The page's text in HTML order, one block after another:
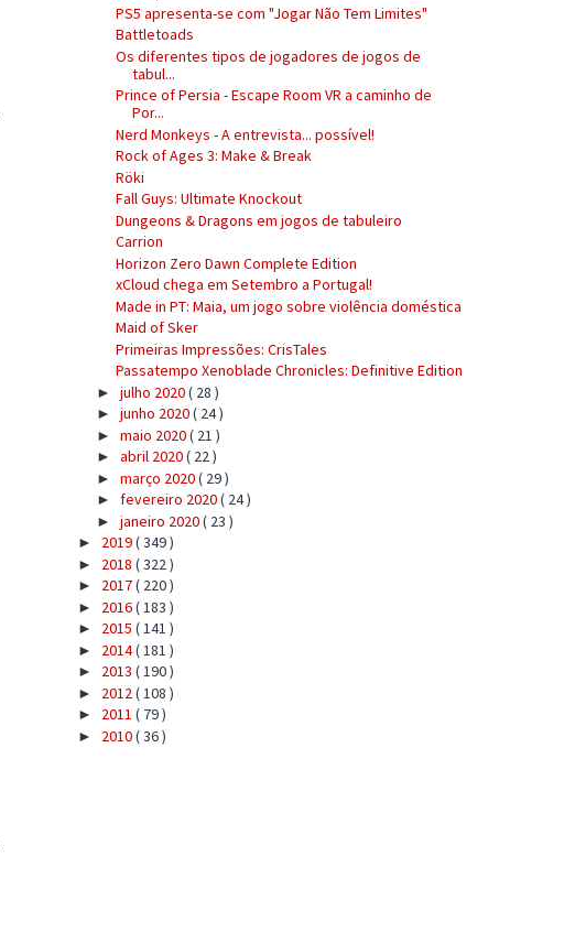
PS5 apresenta-se com "Jogar Não Tem Limites"
Battletoads
Os diferentes tipos de jogadores de jogos de
tabul...
Prince of Persia - Escape Room VR a caminho de
Por...
Nerd Monkeys - A entrevista... possível!
Rock of Ages 3: Make & Break
Röki
Fall Guys: Ultimate Knockout
Dungeons & Dragons em jogos de tabuleiro
Carrion
Horizon Zero Dawn Complete Edition
xCloud chega em Setembro a Portugal!
Made in PT: Maia, um jogo sobre violência doméstica
Maid of Sker
Primeiras Impressões: CrisTales
Passatempo Xenoblade Chronicles: Definitive Edition
► julho 2020( 28 )
► junho 2020( 24 )
► maio 2020( 21 )
► abril 2020( 22 )
► março 2020( 29 )
► fevereiro 2020( 24 )
► janeiro 2020( 23 )
► 2019( 349 )
► 2018 ( 322 )
► 2017( 220 )
► 2016( 183 )
► 2015 ( 141 )
► 2014( 181 )
► 2013 ( 190 )
► 2012 ( 108 )
► 2011 ( 79 )
► 2010( 36 )